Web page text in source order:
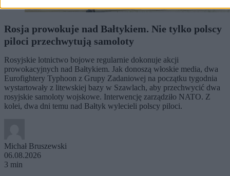
Rosja prowokuje nad Bałtykiem. Nie tylko polscy
piloci przechwytują samoloty
Rosyjskie lotnictwo bojowe regularnie dokonuje akcji
prowokacyjnych nad Bałtykiem. Jak donoszą włoskie media, dwa
Eurofightery Typhoon z Grupy Zadaniowej na początku tygodnia
wystartowały z litewskiej bazy w Szawlach, aby przechwycić dwa
rosyjskie samoloty wojskowe. Interwencję zarządziło NATO. Z
kolei, dwa dni temu nad Bałtyk wylecieli polscy piloci.
Michał Bruszewski
06.08.2026
3 min